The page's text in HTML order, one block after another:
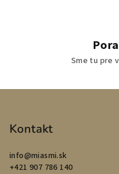
Sme tu pre
Kontakt
info@miasmi.sk
+421 907 786 140